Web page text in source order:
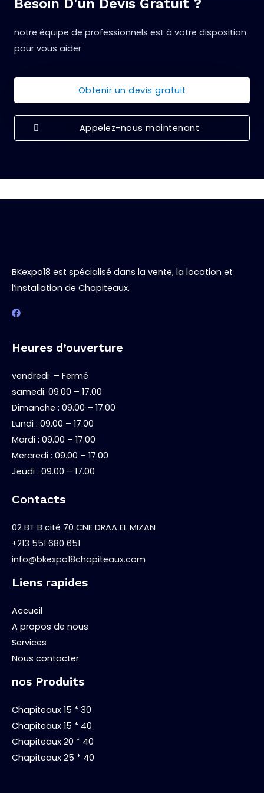
Besoin D'un Devis Gratuit ?
notre équipe de professionnels est à votre disposition
pour vous aider
Obtenir un devis gratuit
Appelez-nous maintenant
BKexpo18 est spécialisé dans la vente, la location et
l’installation de Chapiteaux.
Heures d’ouverture
vendredi – Fermé
samedi: 09.00 – 17.00
Dimanche : 09.00 – 17.00
Lundi : 09.00 – 17.00
Mardi : 09.00 – 17.00
Mercredi : 09.00 – 17.00
Jeudi : 09.00 – 17.00
Contacts
02 BT B cité 70 CNE DRAA EL MIZAN
+213 551 680 651
info@bkexpo18chapiteaux.com
Liens rapides
Accueil
A propos de nous
Services
Nous contacter
nos Produits
Chapiteaux 15 * 30
Chapiteaux 15 * 40
Chapiteaux 20 * 40
Chapiteaux 25 * 40